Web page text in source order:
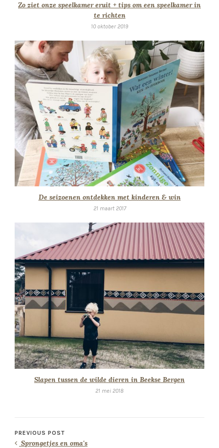
Zo ziet onze speelkamer eruit + tips om een speelkamer in
te richten
10 oktober 2019
De seizoenen ontdekken met kinderen & win
21 maart 2017
Slapen tussen de wilde dieren in Beekse Bergen
21 mei 2018
PREVIOUS POST
Sprongetjes en oma's